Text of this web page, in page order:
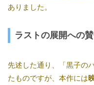
ありました。
ラストの展開への
先述した通り、「黒子の
たものですが、本作には